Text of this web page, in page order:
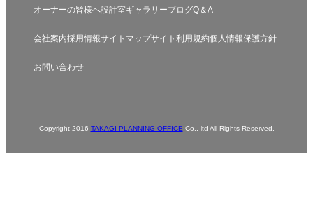
オーナーの皆様へ設計室ギャラリーブログQ＆A
会社案内採用情報サイトマップサイト利用規約個人情報保護方針
お問い合わせ
Copyright 2016 TAKAGI PLANNING OFFICE Co., ltd All Rights Reserved,